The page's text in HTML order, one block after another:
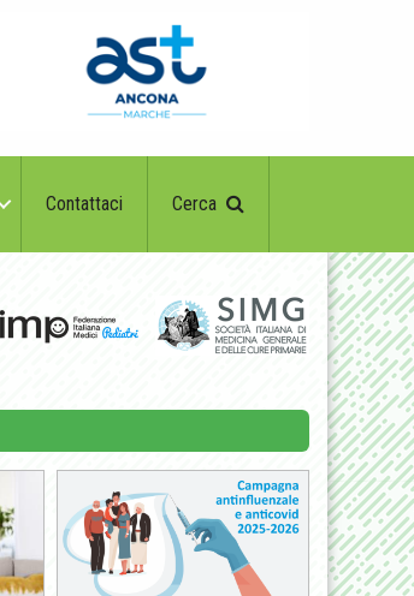
Contattaci Cerca